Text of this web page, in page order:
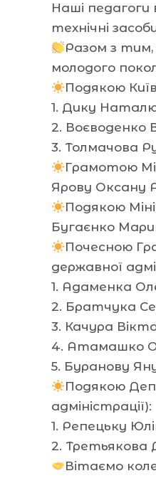
Наші педагоги
технічні
Разом з тим,
молодого
Подякою
1. Дику Наталю
2. Воєводенко
3. Толмачова
Грамотою
Ярову Оксану
Подякою
Бугаєнко
Почесною
державної
1. Адаменка
2. Братчука
3. Качура
4. Атамашко
5. Буранову
Подякою
адміністрації):
1. Репецьку
2. Третьякова
Вітаємо